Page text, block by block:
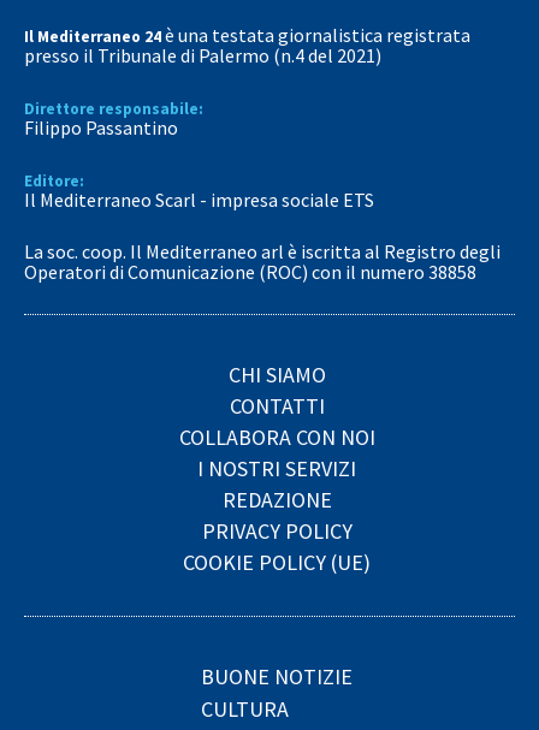
Il Mediterraneo 24è una testata giornalistica registrata
presso il Tribunale di Palermo (n.4 del 2021)
Direttore responsabile:
Filippo Passantino
Editore:
Il Mediterraneo Scarl - impresa sociale ETS
La soc. coop. Il Mediterraneo arl è iscritta al Registro degli
Operatori di Comunicazione (ROC) con il numero 38858
CHI SIAMO
CONTATTI
COLLABORA CON NOI
I NOSTRI SERVIZI
REDAZIONE
PRIVACY POLICY
COOKIE POLICY (UE)
BUONE NOTIZIE
CULTURA